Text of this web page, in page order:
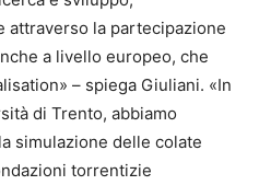
attraverso la partecipazione
a livello europeo, che
– spiega Giuliani. «In
di Trento, abbiamo
simulazione delle colate
torrentizie